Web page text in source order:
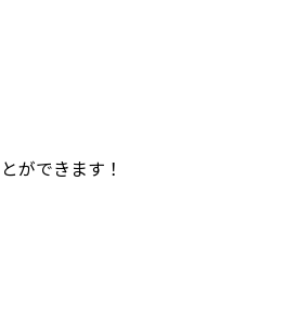
ができます！